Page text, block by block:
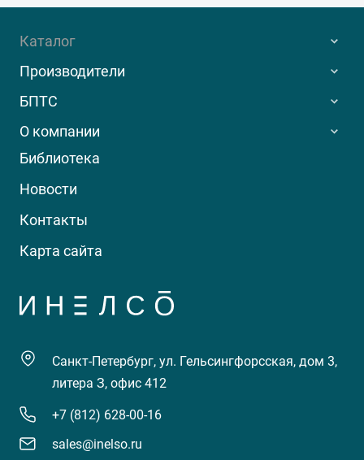
Каталог
Производители
БПТС
О компании
Библиотека
Новости
Контакты
Карта сайта
Санкт-Петербург, ул. Гельсингфорсская, дом 3,
литера З, офис 412
+7 (812) 628-00-16
sales@inelso.ru